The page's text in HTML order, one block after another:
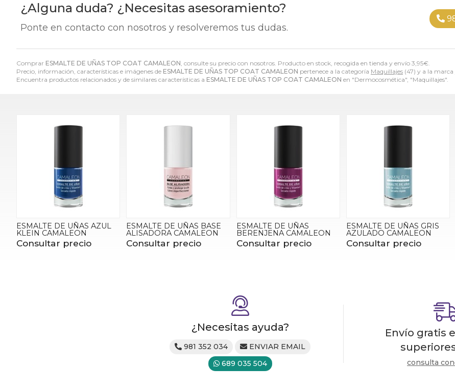
Comprar ESMALTE DE UÑAS TOP COAT CAMALEON, consulte su precio con nosotros. Producto en stock, recogida en tienda y envío 3,95€.
Precio, información, características e imágenes de ESMALTE DE UÑAS TOP COAT CAMALEON pertenece a la categoría Maquillajes (47) y a la marca
Encuentra productos relacionados y de similares características a ESMALTE DE UÑAS TOP COAT CAMALEON en "Dermocosmética", "Maquillajes".
¿Alguna duda? ¿Necesitas asesoramiento?
Ponte en contacto con nosotros y resolveremos tus dudas.
ESMALTE DE UÑAS AZUL
KLEIN CAMALEON
Consultar precio
ESMALTE DE UÑAS BASE
ALISADORA CAMALEON
Consultar precio
ESMALTE DE UÑAS
BERENJENA CAMALEON
Consultar precio
ESMALTE DE UÑAS GRIS
AZULADO CAMALEON
Consultar precio
¿Necesitas ayuda?
981 352 034
ENVIAR EMAIL
689 035 504
Envío gratis
consulta